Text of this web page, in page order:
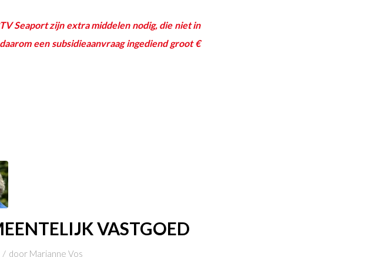
Seaport zijn extra middelen nodig, die niet in
een subsidieaanvraag ingediend groot €
VASTGOED
/ door Marianne Vos